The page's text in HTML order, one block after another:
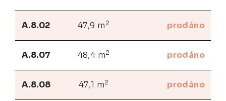
A.8.02 47,9 m 2 prodáno
A.8.07 48,4 m2 prodáno
A.8.08 47,1 m2 prodáno